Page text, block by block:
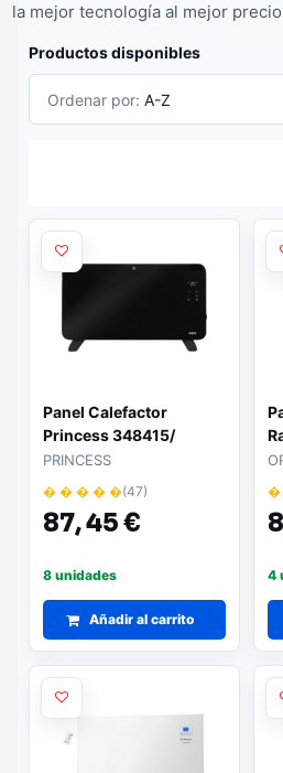
la mejor tecnología al mejor
Productos disponibles
Ordenar por: A-Z
Panel Calefactor
Princess 348415/
1500W
PRINCESS
� � � � �(47)
87,45 €
8 unidades
Añadir al carrito
�
4